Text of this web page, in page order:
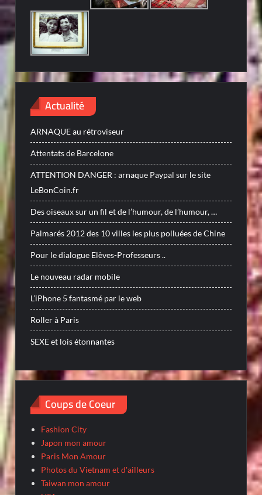
Actualité
ARNAQUE au rétroviseur
Attentats de Barcelone
ATTENTION DANGER : arnaque Paypal sur le site
LeBonCoin.fr
Des oiseaux sur un fil et de l’humour, de l’humour, …
Palmarés 2012 des 10 villes les plus polluées de Chine
Pour le dialogue Elèves-Professeurs ..
Le nouveau radar mobile
L’iPhone 5 fantasmé par le web
Roller à Paris
SEXE et lois étonnantes
Coups de Coeur
Fashion City
Japon mon amour
Paris Mon Amour
Photos du Vietnam et d'ailleurs
Taiwan mon amour